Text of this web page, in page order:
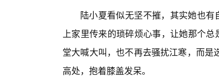
陆小夏看似无坚不摧，其实她也有
上家里传来的琐碎烦心事，让她那个
堂大喊大叫，也不再去骚扰江寒，而
高处，抱着膝盖发呆。